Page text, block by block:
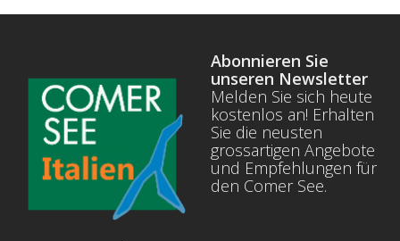
Abonnieren Sie
unseren Newsletter
Melden Sie sich heute
kostenlos an! Erhalten
Sie die neusten
grossartigen Angebote
und Empfehlungen für
den Comer See.